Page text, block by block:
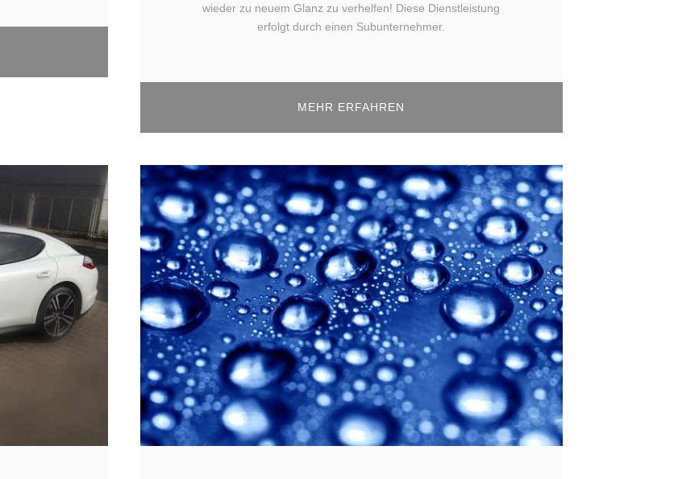
wieder zu neuem Glanz zu verhelfen! Diese Dienstleistung
erfolgt durch einen Subunternehmer.
MEHR ERFAHREN